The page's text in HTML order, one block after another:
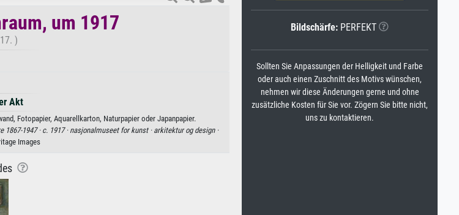
um 1917
)
Akt
Fotopapier, Aquarellkarton, Naturpapier oder Japanpapier.
1867-1947 · c. 1917 · nasjonalmuseet for kunst · arkitektur og design ·
Images
Bildschärfe: PERFEKT
Sollten Sie Anpassungen der Helligkeit und Farbe
oder auch einen Zuschnitt des Motivs wünschen,
nehmen wir diese Änderungen gerne und ohne
zusätzliche Kosten für Sie vor. Zögern Sie bitte nicht,
uns zu kontaktieren.